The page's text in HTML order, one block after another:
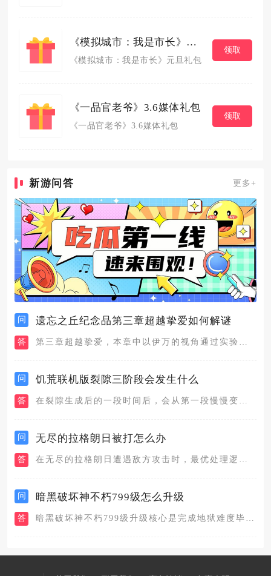
《模拟城市：我是市长》元旦礼包
《模拟城市：我是市长》元旦礼包
领取
《一品官老爷》3.6媒体礼包
《一品官老爷》3.6媒体礼包
领取
新游问答 更多+
问 遗忘之丘纪念品第三章超越挚爱如何解谜
答
问 饥荒联机版裂隙三阶段会发生什么
答
问 无尽的拉格朗日被打怎么办
答
问 暗黑破坏神不朽799级怎么升级
答